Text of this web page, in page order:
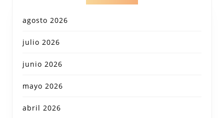
agosto 2026
julio 2026
junio 2026
mayo 2026
abril 2026